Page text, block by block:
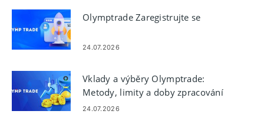
Olymptrade Zaregistrujte se
24.07.2026
Vklady a výběry Olymptrade:
Metody, limity a doby zpracování
24.07.2026